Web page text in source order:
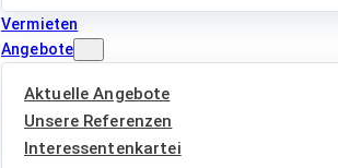
Vermieten
Angebote
Aktuelle Angebote
Unsere Referenzen
Interessentenkartei